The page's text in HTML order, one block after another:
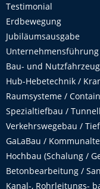
Testimonial
Erdbewegung
Jubiläumsausgabe
Unternehmensführung
Bau- und
Hub-Hebetechnik /
Raumsysteme /
Spezialtiefbau /
Verkehrswegebau /
GaLaBau /
Hochbau (Schalung /
Betonbearbeitung /
Kanal-, Rohrleitungs-